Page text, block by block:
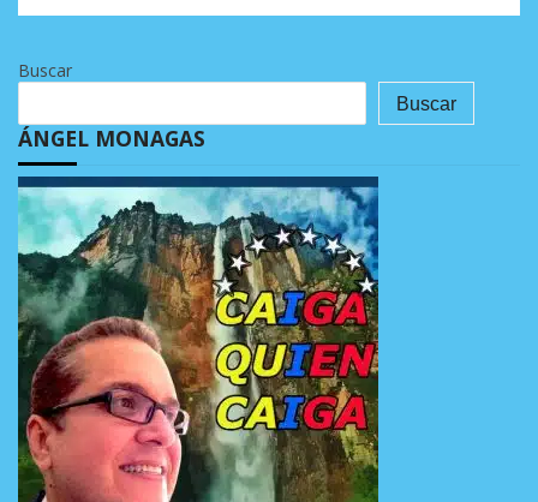
Buscar
Buscar
ÁNGEL MONAGAS